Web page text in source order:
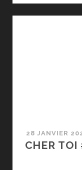
28 JANVIER
CHER